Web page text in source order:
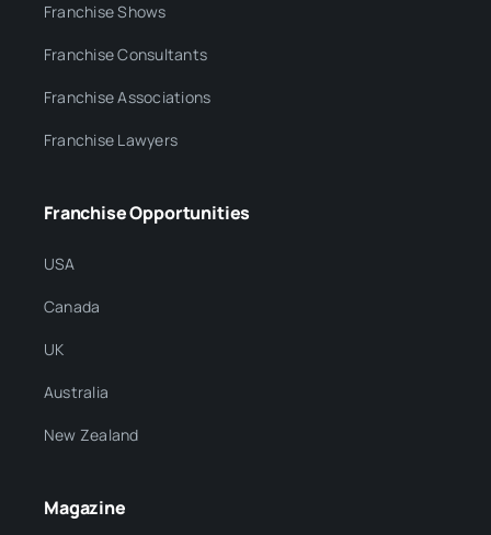
Franchise Shows
Franchise Consultants
Franchise Associations
Franchise Lawyers
Franchise Opportunities
USA
Canada
UK
Australia
New Zealand
Magazine